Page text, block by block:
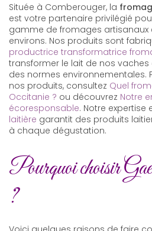
Située à Comberouger, la
est votre partenaire privilégié
gamme de fromages artisanaux
environs. Nos produits sont
productrice transformatrice
transformer le lait de nos
des normes environnementales.
nos produits, consultez Quel
Occitanie ? ou découvrez Notre
écoresponsable. Notre expertise
laitière garantit des produits
à chaque dégustation.
Pourquoi choisir
?